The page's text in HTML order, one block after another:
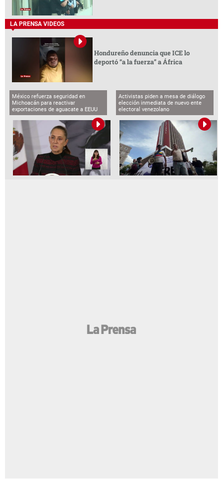
LA PRENSA VIDEOS
Hondureño denuncia que ICE lo
deportó “a la fuerza” a África
México refuerza seguridad en
Michoacán para reactivar
exportaciones de aguacate a EEUU
Activistas piden a mesa de diálogo
elección inmediata de nuevo ente
electoral venezolano